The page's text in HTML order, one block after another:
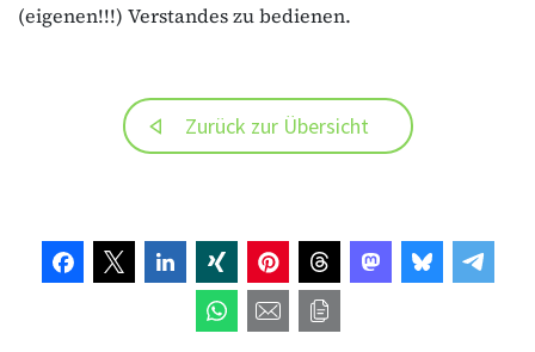
(eigenen!!!) Verstandes zu bedienen.
Zurück zur Übersicht